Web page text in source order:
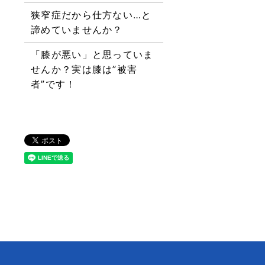
狭窄症だから仕方ない…と
諦めていませんか？
「膝が悪い」と思っていま
せんか？実は膝は”被害
者”です！